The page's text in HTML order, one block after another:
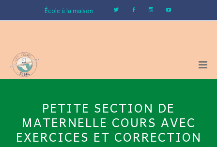
École à la maison
PETITE SECTION DE
MATERNELLE COURS AVEC
EXERCICES ET CORRECTION